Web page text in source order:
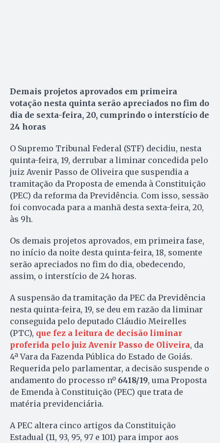
Demais projetos aprovados em primeira
votação nesta quinta serão apreciados no fim do
dia de sexta-feira, 20, cumprindo o interstício de
24 horas
O Supremo Tribunal Federal (STF) decidiu, nesta
quinta-feira, 19, derrubar a liminar concedida pelo
juiz Avenir Passo de Oliveira que suspendia a
tramitação da Proposta de emenda à Constituição
(PEC) da reforma da Previdência. Com isso, sessão
foi convocada para a manhã desta sexta-feira, 20,
às 9h.
Os demais projetos aprovados, em primeira fase,
no início da noite desta quinta-feira, 18, somente
serão apreciados no fim do dia, obedecendo,
assim, o interstício de 24 horas.
A suspensão da tramitação da PEC da Previdência
nesta quinta-feira, 19, se deu em razão da liminar
conseguida pelo deputado Cláudio Meirelles
(PTC), que fez a leitura de decisão liminar
proferida pelo juiz Avenir Passo de Oliveira, da
4ª Vara da Fazenda Pública do Estado de Goiás.
Requerida pelo parlamentar, a decisão suspende o
andamento do processo nº 6418/19, uma Proposta
de Emenda à Constituição (PEC) que trata de
matéria previdenciária.
A PEC altera cinco artigos da Constituição
Estadual (11, 93, 95, 97 e 101) para impor aos